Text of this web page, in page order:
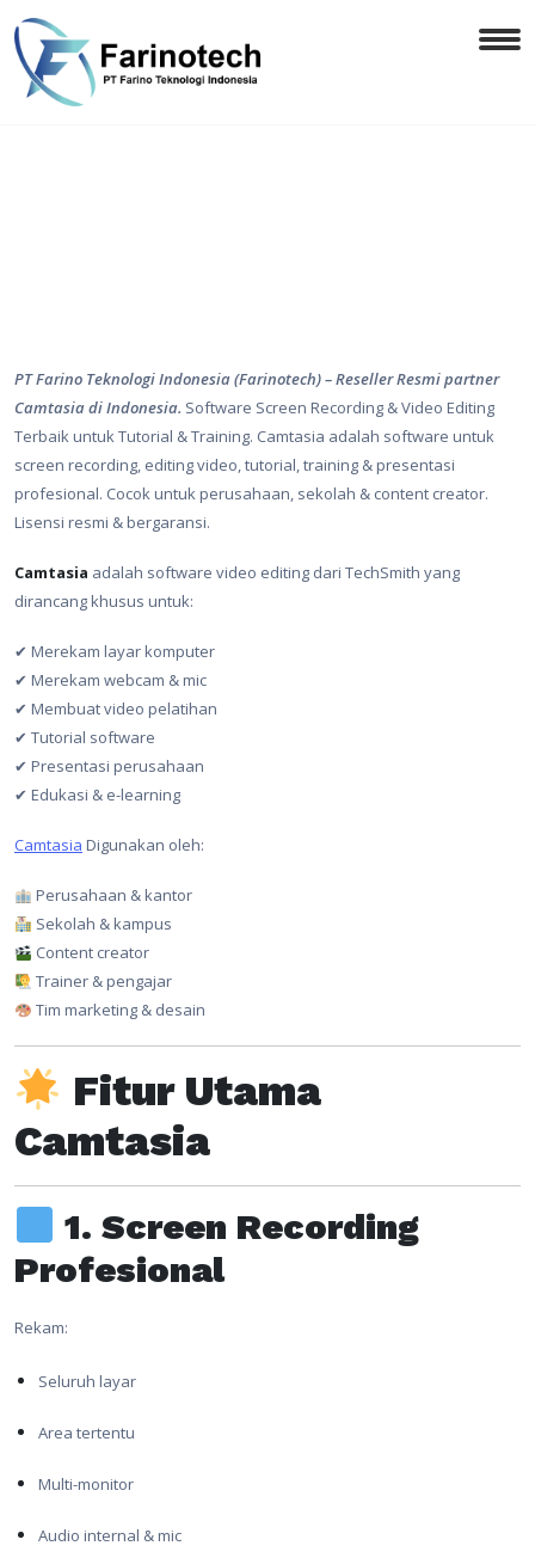
PT Farino Teknologi Indonesia (Farinotech) – Reseller Resmi partner
Camtasia di Indonesia. Software Screen Recording & Video Editing
Terbaik untuk Tutorial & Training. Camtasia adalah software untuk
screen recording, editing video, tutorial, training & presentasi
profesional. Cocok untuk perusahaan, sekolah & content creator.
Lisensi resmi & bergaransi.
Camtasia adalah software video editing dari TechSmith yang
dirancang khusus untuk:
✔ Merekam layar komputer
✔ Merekam webcam & mic
✔ Membuat video pelatihan
✔ Tutorial software
✔ Presentasi perusahaan
✔ Edukasi & e-learning
Camtasia Digunakan oleh:
Perusahaan & kantor
Sekolah & kampus
Content creator
Trainer & pengajar
Tim marketing & desain
Fitur Utama
Camtasia
1. Screen Recording
Profesional
Rekam:
Seluruh layar
Area tertentu
Multi-monitor
Audio internal & mic